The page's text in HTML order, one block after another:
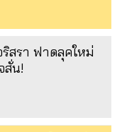
สรา ฟาดลุคใหม่
สั่น!